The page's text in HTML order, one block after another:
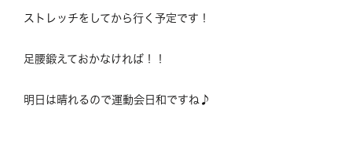
ストレッチをしてから行く予定です！
足腰鍛えておかなければ！！
明日は晴れるので運動会日和ですね♪